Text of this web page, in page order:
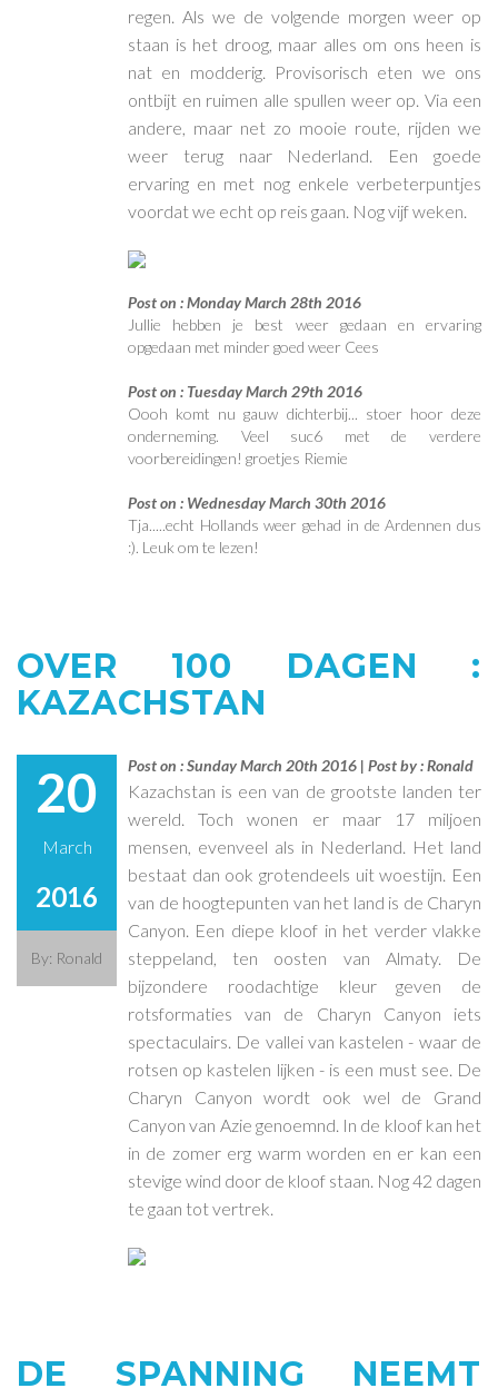
regen. Als we de volgende morgen weer op
staan is het droog, maar alles om ons heen is
nat en modderig. Provisorisch eten we ons
ontbijt en ruimen alle spullen weer op. Via een
andere, maar net zo mooie route, rijden we
weer terug naar Nederland. Een goede
ervaring en met nog enkele verbeterpuntjes
voordat we echt op reis gaan. Nog vijf weken.
Post on : Monday March 28th 2016
Jullie hebben je best weer gedaan en ervaring
opgedaan met minder goed weer Cees
Post on : Tuesday March 29th 2016
Oooh komt nu gauw dichterbij... stoer hoor deze
onderneming. Veel suc6 met de verdere
voorbereidingen! groetjes Riemie
Post on : Wednesday March 30th 2016
Tja.....echt Hollands weer gehad in de Ardennen dus
:). Leuk om te lezen!
OVER 100 DAGEN :
KAZACHSTAN
20
March
2016
By: Ronald
Post on : Sunday March 20th 2016 | Post by : Ronald
Kazachstan is een van de grootste landen ter
wereld. Toch wonen er maar 17 miljoen
mensen, evenveel als in Nederland. Het land
bestaat dan ook grotendeels uit woestijn. Een
van de hoogtepunten van het land is de Charyn
Canyon. Een diepe kloof in het verder vlakke
steppeland, ten oosten van Almaty. De
bijzondere roodachtige kleur geven de
rotsformaties van de Charyn Canyon iets
spectaculairs. De vallei van kastelen - waar de
rotsen op kastelen lijken - is een must see. De
Charyn Canyon wordt ook wel de Grand
Canyon van Azie genoemnd. In de kloof kan het
in de zomer erg warm worden en er kan een
stevige wind door de kloof staan. Nog 42 dagen
te gaan tot vertrek.
DE SPANNING NEEMT